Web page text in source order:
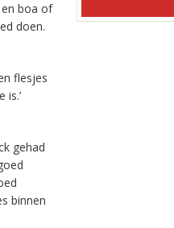
boa of
doen.
flesjes
is.’
gehad
binnen